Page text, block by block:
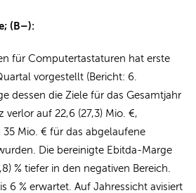
(B–):
für Computertastaturen hat erste
vorgestellt (Bericht: 6.
dessen die Ziele für das Gesamtjahr
verlor auf 22,6 (27,3) Mio. €,
Mio. € für das abgelaufene
Die bereinigte Ebitda-Marge
% tiefer in den negativen Bereich.
6 % erwartet. Auf Jahressicht avisiert